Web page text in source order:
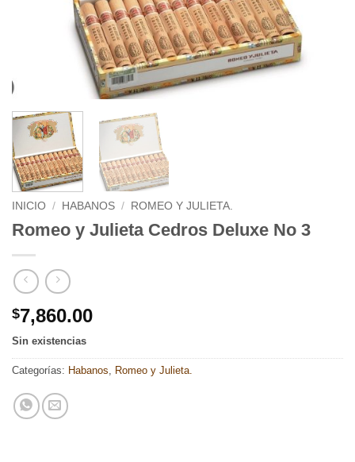
INICIO / HABANOS / ROMEO Y JULIETA.
Romeo y Julieta Cedros Deluxe No 3
$7,860.00
Sin existencias
Categorías: Habanos, Romeo y Julieta.